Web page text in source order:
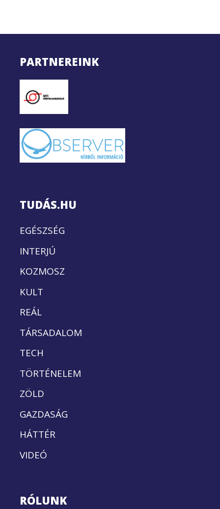
PARTNEREINK
TUDÁS.HU
EGÉSZSÉG
INTERJÚ
KOZMOSZ
KULT
REÁL
TÁRSADALOM
TECH
TÖRTÉNELEM
ZÖLD
GAZDASÁG
HÁTTÉR
VIDEÓ
RÓLUNK